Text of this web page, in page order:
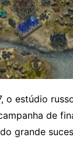
o estúdio
de
grande